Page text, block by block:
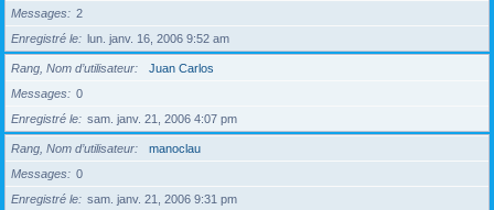
Messages
2
Enregistré le
lun. janv. 16, 2006 9:52 am
Rang, Nom d’utilisateur
Juan Carlos
Messages
0
Enregistré le
sam. janv. 21, 2006 4:07 pm
Rang, Nom d’utilisateur
manoclau
Messages
0
Enregistré le
sam. janv. 21, 2006 9:31 pm